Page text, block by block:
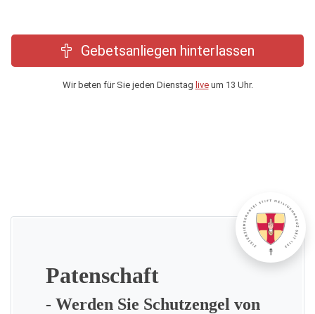
Gebetsanliegen hinterlassen
Wir beten für Sie jeden Dienstag liveum 13 Uhr.
Patenschaft
- Werden Sie Schutzengel von